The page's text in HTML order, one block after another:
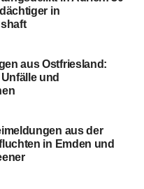
in
aus Ost­fries­land:
und
aus der
in Emden und